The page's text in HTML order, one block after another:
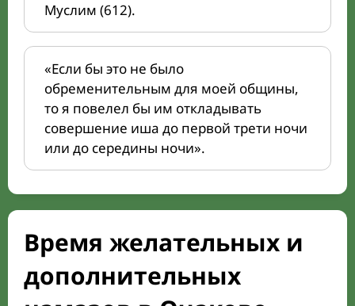
Муслим (612).
«Если бы это не было
обременительным для моей общины,
то я повелел бы им откладывать
совершение иша до первой трети ночи
или до середины ночи».
Время желательных и
дополнительных